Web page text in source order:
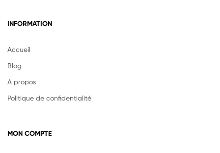
INFORMATION
Accueil
Blog
A propos
Politique de confidentialité
MON COMPTE